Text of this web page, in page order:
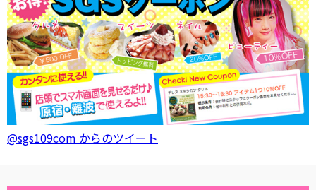
@sgs109com からのツイート